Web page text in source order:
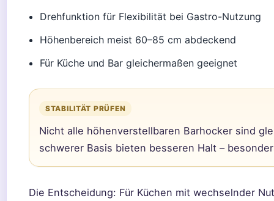
Drehfunktion für Flexibilität bei Gastro-Nutzung
Höhenbereich meist 60–85 cm abdeckend
Für Küche und Bar gleichermaßen geeignet
STABILITÄT PRÜFEN
Nicht alle höhenverstellbaren Barhocker sind
schwerer Basis bieten besseren Halt –
Die Entscheidung: Für Küchen mit wechselnder